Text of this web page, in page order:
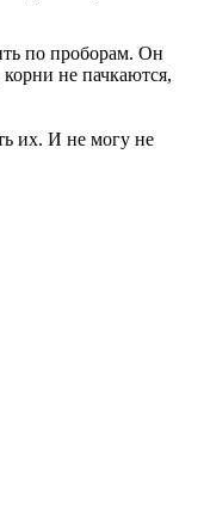
по проборам. Он
не пачкаются,
их. И не могу не